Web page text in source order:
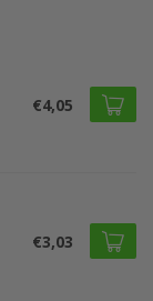
€4,05
€3,03